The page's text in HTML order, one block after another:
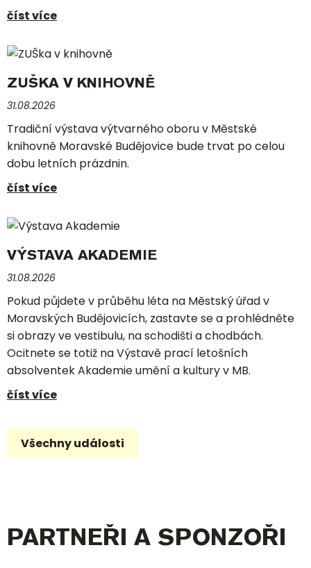
číst více
ZUŠKA V KNIHOVNĚ
31.08.2026
Tradiční výstava výtvarného oboru v Městské
knihovně Moravské Budějovice bude trvat po celou
dobu letních prázdnin.
číst více
VÝSTAVA AKADEMIE
31.08.2026
Pokud půjdete v průběhu léta na Městský úřad v
Moravských Budějovicích, zastavte se a prohlédněte
si obrazy ve vestibulu, na schodišti a chodbách.
Ocitnete se totiž na Výstavě prací letošních
absolventek Akademie umění a kultury v MB.
číst více
Všechny události
PARTNEŘI A SPONZOŘI